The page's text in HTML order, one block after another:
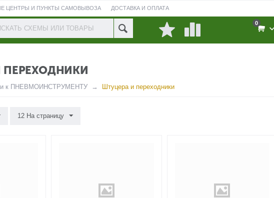
ЦЕНТРЫ И ПУНКТЫ САМОВЫВОЗА ДОСТАВКА И ОПЛАТА
СОСТОЯНИЕ РЕМОНТА
0
ПЕРЕХОДНИКИ
к ПНЕВМОИНСТРУМЕНТУ Штуцера и переходники
12 На страницу